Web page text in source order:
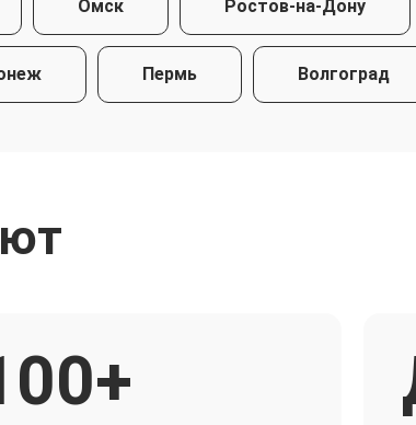
Омск Ростов-на-Дону
Пермь Волгоград